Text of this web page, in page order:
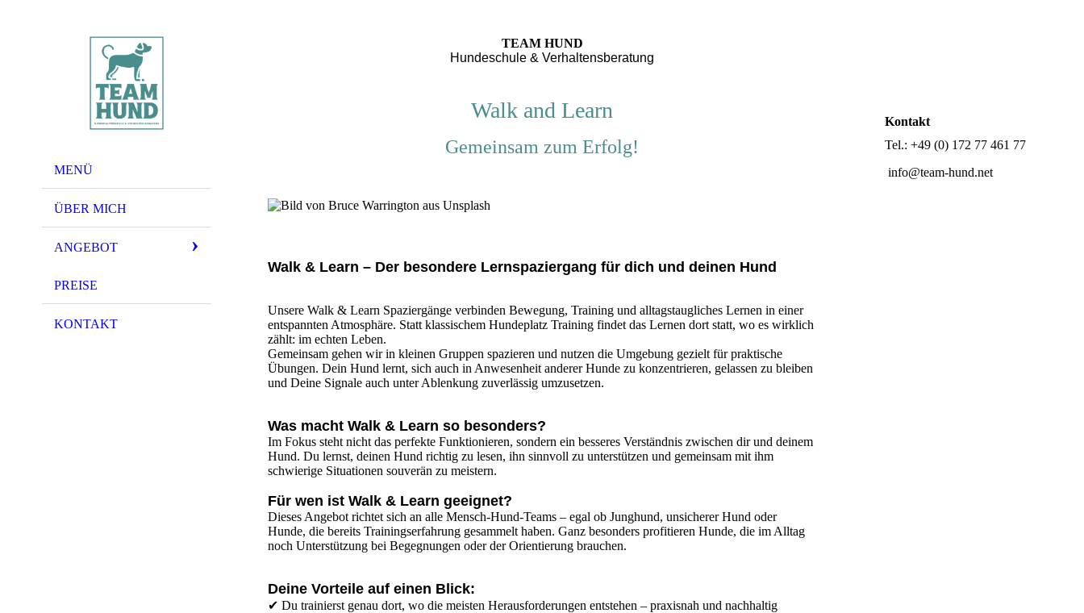
MENÜ
ÜBER MICH
ANGEBOT
PREISE
KONTAKT
TEAM HUND
Hundeschule & Verhaltensberatung
Walk and Learn
Gemeinsam zum Erfolg!
Walk & Learn – Der besondere Lernspaziergang für dich und deinen Hund
Unsere Walk & Learn Spaziergänge verbinden Bewegung, Training und alltagstaugliches Lernen in einer
entspannten Atmosphäre. Statt klassischem Hundeplatz Training findet das Lernen dort statt, wo es wirklich
zählt: im echten Leben.
Gemeinsam gehen wir in kleinen Gruppen spazieren und nutzen die Umgebung gezielt für praktische
Übungen. Dein Hund lernt, sich auch in Anwesenheit anderer Hunde zu konzentrieren, gelassen zu bleiben
und Deine Signale auch unter Ablenkung zuverlässig umzusetzen.
Was macht Walk & Learn so besonders?
Im Fokus steht nicht das perfekte Funktionieren, sondern ein besseres Verständnis zwischen dir und deinem
Hund. Du lernst, deinen Hund richtig zu lesen, ihn sinnvoll zu unterstützen und gemeinsam mit ihm
schwierige Situationen souverän zu meistern.
Für wen ist Walk & Learn geeignet?
Dieses Angebot richtet sich an alle Mensch-Hund-Teams – egal ob Junghund, unsicherer Hund oder
Hunde, die bereits Trainingserfahrung gesammelt haben. Ganz besonders profitieren Hunde, die im Alltag
noch Unterstützung bei Begegnungen oder der Orientierung brauchen.
Deine Vorteile auf einen Blick:
✔ Du trainierst genau dort, wo die meisten Herausforderungen entstehen – praxisnah und nachhaltig
Kontakt
Tel.: +49 (0) 172 77 461 77
info@team-hund.net